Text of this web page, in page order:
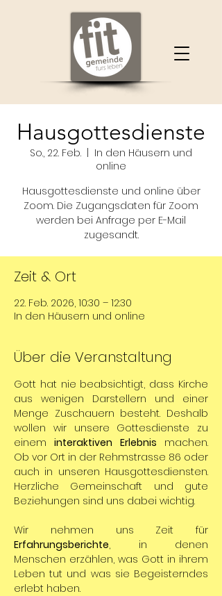
Hausgottesdienste
So., 22. Feb.
In den Häusern und
online
Hausgottesdienste und online über
Zoom. Die Zugangsdaten für Zoom
werden bei Anfrage per E-Mail
zugesandt.
Zeit & Ort
22. Feb. 2026, 10:30 – 12:30
In den Häusern und online
Über die Veranstaltung
Gott hat nie beabsichtigt, dass Kirche
aus wenigen Darstellern und einer
Menge Zuschauern besteht. Deshalb
wollen wir unsere Gottesdienste zu
einem interaktiven Erlebnis machen.
Ob vor Ort in der Rehmstrasse 86 oder
auch in unseren Hausgottesdiensten.
Herzliche Gemeinschaft und gute
Beziehungen sind uns dabei wichtig.
Erfahrungsberichte, in denen
Menschen erzählen, was Gott in ihrem
Leben tut und was sie Begeisterndes
erlebt haben.